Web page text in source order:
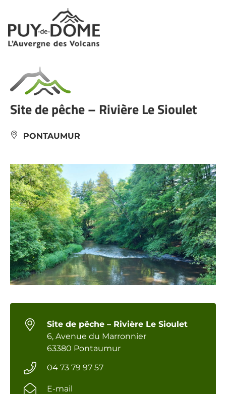
Panneau de gestion des cookies
Site de pêche – Rivière Le Sioulet
PONTAUMUR
Site de pêche – Rivière Le Sioulet
6, Avenue du Marronnier
63380 Pontaumur
04 73 79 97 57
E-mail